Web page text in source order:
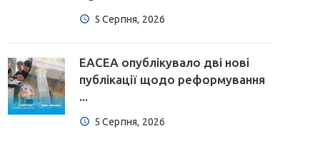
5 Серпня, 2026
EACEA опублікувало дві нові
публікації щодо реформування
...
5 Серпня, 2026